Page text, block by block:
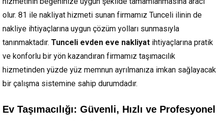
olur. 81 ile nakliyat hizmeti sunan firmamız Tunceli ilinin de
nakliye ihtiyaçlarına uygun çözüm yolları sunmasıyla
tanınmaktadır. Tunceli evden eve nakliyat ihtiyaçlarına pratik
ve konforlu bir yön kazandıran firmamız taşımacılık
hizmetinden yüzde yüz memnun ayrılmanıza imkan sağlayacak
bir çalışma sistemine sahip durumdadır.
Ev Taşımacılığı: Güvenli, Hızlı ve Profesyonel